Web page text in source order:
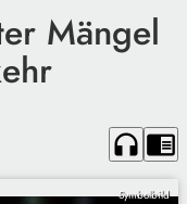
Mängel
headphones chrome_reader_mode
Symbolbild